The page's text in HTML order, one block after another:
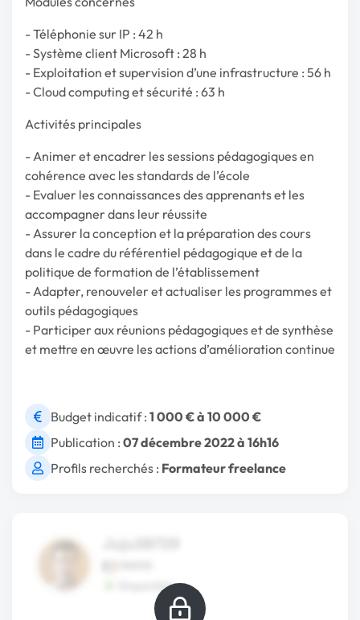
- Téléphonie sur IP : 42 h
- Système client Microsoft : 28 h
- Exploitation et supervision d’une infrastructure : 56 h
- Cloud computing et sécurité : 63 h
Activités principales
- Animer et encadrer les sessions pédagogiques en
cohérence avec les standards de l’école
- Evaluer les connaissances des apprenants et les
accompagner dans leur réussite
- Assurer la conception et la préparation des cours
dans le cadre du référentiel pédagogique et de la
politique de formation de l’établissement
- Adapter, renouveler et actualiser les programmes et
outils pédagogiques
- Participer aux réunions pédagogiques et de synthèse
et mettre en œuvre les actions d’amélioration continue
Budget indicatif : 1 000 € à 10 000 €
Publication : 07 décembre 2022 à 16h16
Profils recherchés : Formateur freelance